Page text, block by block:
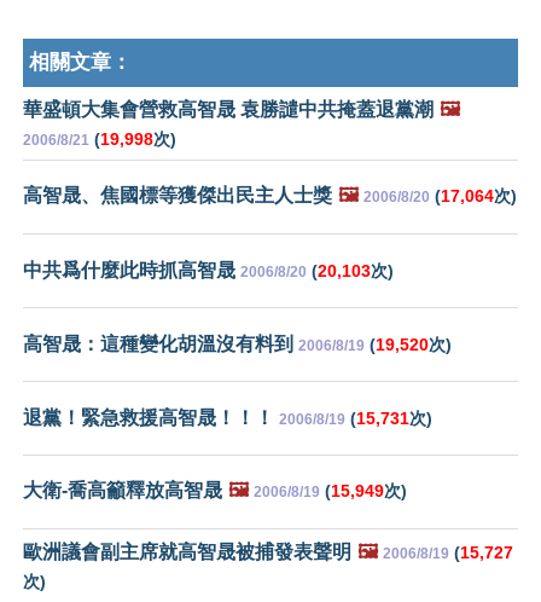
相關文章：
華盛頓大集會營救高智晟 袁勝譴中共掩蓋退黨潮 🖼️
2006/8/21 (19,998次)
高智晟、焦國標等獲傑出民主人士獎 🖼️ 2006/8/20 (17,064次)
中共爲什麼此時抓高智晟 2006/8/20 (20,103次)
高智晟：這種變化胡溫沒有料到 2006/8/19 (19,520次)
退黨！緊急救援高智晟！！！ 2006/8/19 (15,731次)
大衛-喬高籲釋放高智晟 🖼️ 2006/8/19 (15,949次)
歐洲議會副主席就高智晟被捕發表聲明 🖼️ 2006/8/19 (15,727
次)